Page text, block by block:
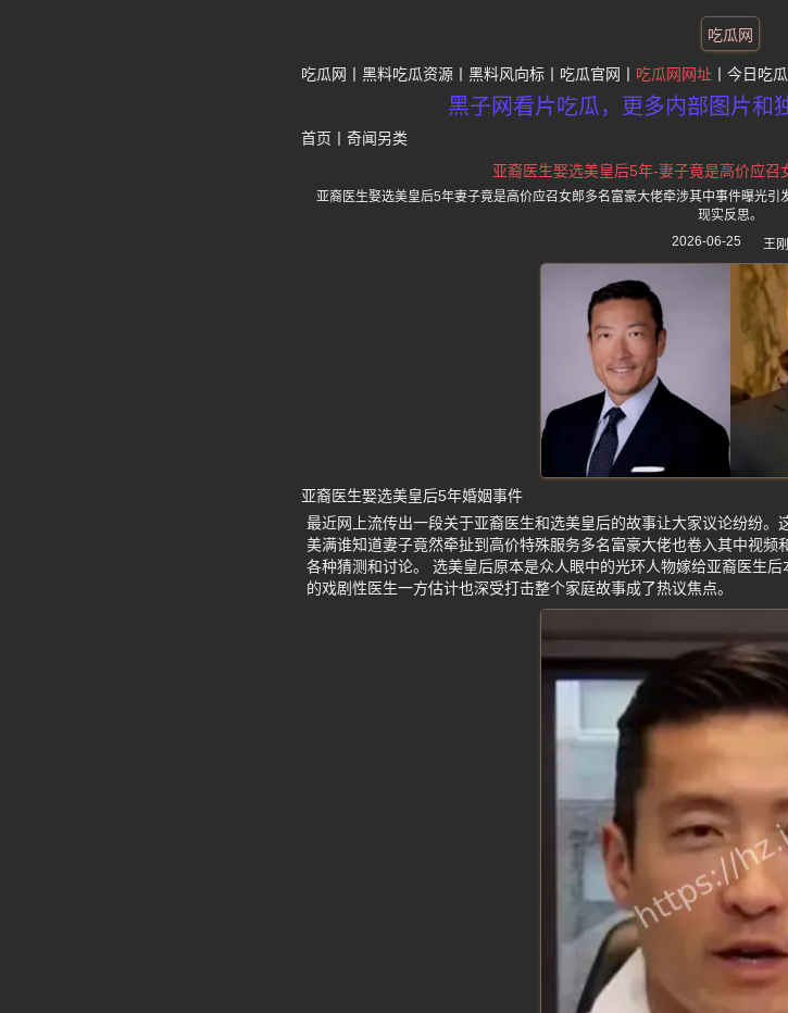
吃瓜网
吃瓜网 黑料吃瓜资源 黑料风向标 吃瓜官网 吃瓜网网址 今日吃
黑子网看片吃瓜，更多内部图片和
首页 奇闻另类
亚裔医生娶选美皇后5年-妻子竟是高价应召
亚裔医生娶选美皇后5年妻子竟是高价应召女郎多名富豪大佬牵涉其中事件曝光
现实反思。
2026-06-25
王刚
亚裔医生娶选美皇后5年婚姻事件
最近网上流传出一段关于亚裔医生和选美皇后的故事让大家议论纷纷
美满谁知道妻子竟然牵扯到高价特殊服务多名富豪大佬也卷入其中视
各种猜测和讨论。 选美皇后原本是众人眼中的光环人物嫁给亚裔医生
的戏剧性医生一方估计也深受打击整个家庭故事成了热议焦点。